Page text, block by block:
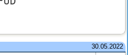
30.05.2022